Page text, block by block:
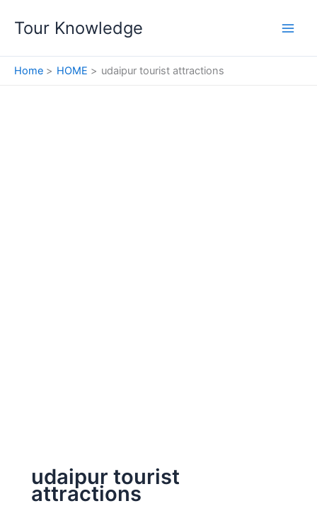
Tour Knowledge
Home HOME udaipur tourist attractions
udaipur tourist
attractions